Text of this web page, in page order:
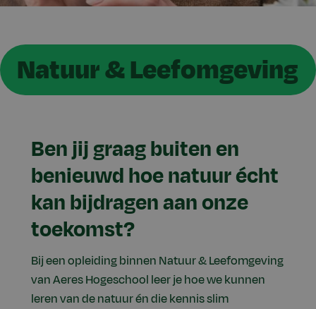
Natuur & Leefomgeving
Ben jij graag buiten en
benieuwd hoe natuur écht
kan bijdragen aan onze
toekomst?
Bij een opleiding binnen Natuur & Leefomgeving
van Aeres Hogeschool leer je hoe we kunnen
leren van de natuur én die kennis slim